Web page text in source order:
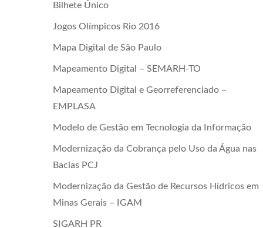
Bilhete Único
Jogos Olímpicos Rio 2016
Mapa Digital de São Paulo
Mapeamento Digital – SEMARH-TO
Mapeamento Digital e Georreferenciado –
EMPLASA
Modelo de Gestão em Tecnologia da Informação
Modernização da Cobrança pelo Uso da Água nas
Bacias PCJ
Modernização da Gestão de Recursos Hídricos em
Minas Gerais – IGAM
SIGARH PR